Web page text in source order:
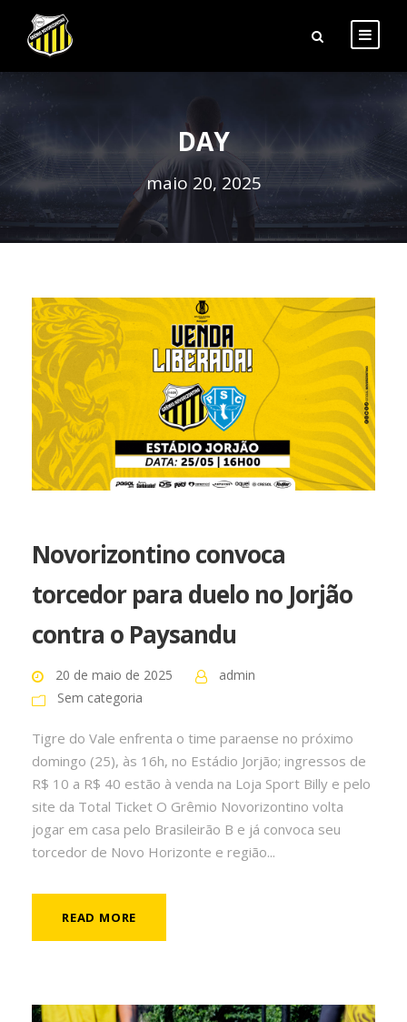
DAY
maio 20, 2025
Novorizontino convoca
torcedor para duelo no Jorjão
contra o Paysandu
20 de maio de 2025
admin
Sem categoria
Tigre do Vale enfrenta o time paraense no próximo
domingo (25), às 16h, no Estádio Jorjão; ingressos de
R$ 10 a R$ 40 estão à venda na Loja Sport Billy e pelo
site da Total Ticket O Grêmio Novorizontino volta
jogar em casa pelo Brasileirão B e já convoca seu
torcedor de Novo Horizonte e região...
READ MORE